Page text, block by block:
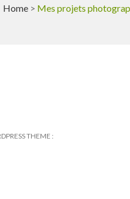
Home> Mes projets
THEME :